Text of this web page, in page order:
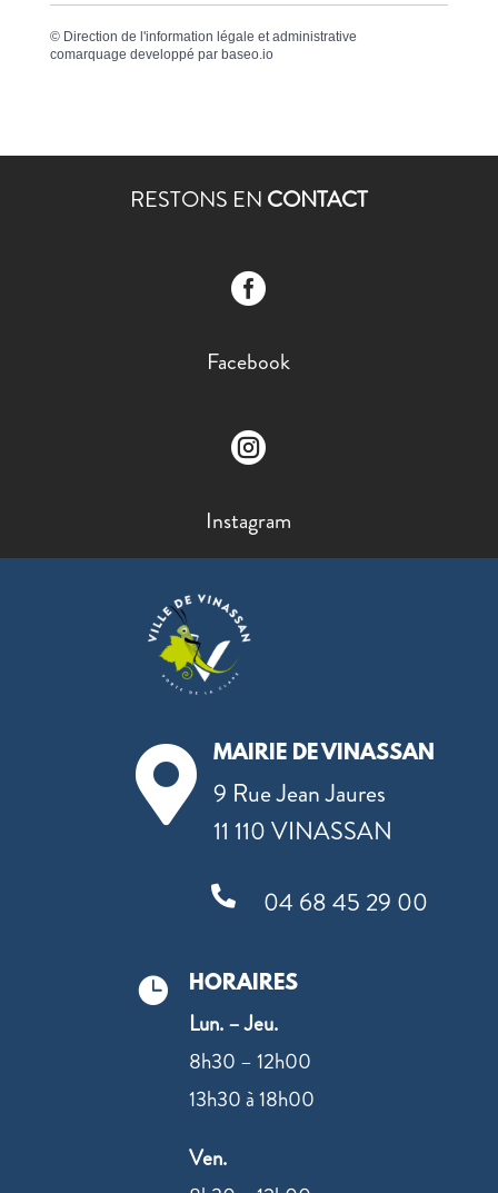
© Direction de l'information légale et administrative
comarquage developpé par baseo.io
RESTONS EN CONTACT

Facebook

Instagram
 MAIRIE DE VINASSAN
9 Rue Jean Jaures
11 110 VINASSAN
 04 68 45 29 00
 HORAIRES
Lun. – Jeu.
8h30 – 12h00
13h30 à 18h00
Ven.